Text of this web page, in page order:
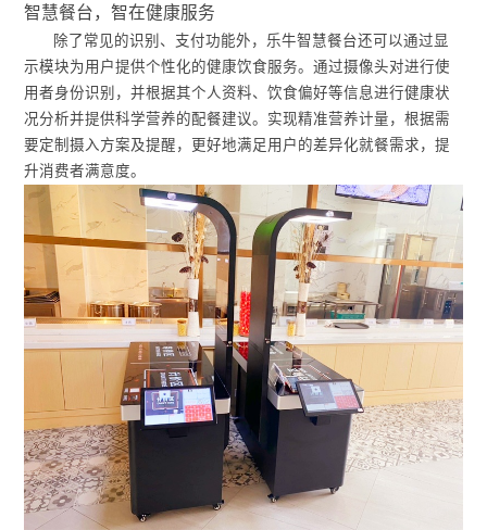
智慧餐台，智在健康服务
除了常见的识别、支付功能外，乐牛智慧餐台还可以通过显
示模块为用户提供个性化的健康饮食服务。通过摄像头对进行使
用者身份识别，并根据其个人资料、饮食偏好等信息进行健康状
况分析并提供科学营养的配餐建议。实现精准营养计量，根据需
要定制摄入方案及提醒，更好地满足用户的差异化就餐需求，提
升消费者满意度。